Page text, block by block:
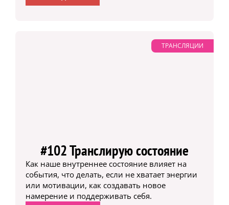
ТРАНСЛЯЦИИ
#102 Транслирую состояние
Как наше внутреннее состояние влияет на
события, что делать, если не хватает энергии
или мотивации, как создавать новое
намерение и поддерживать себя.